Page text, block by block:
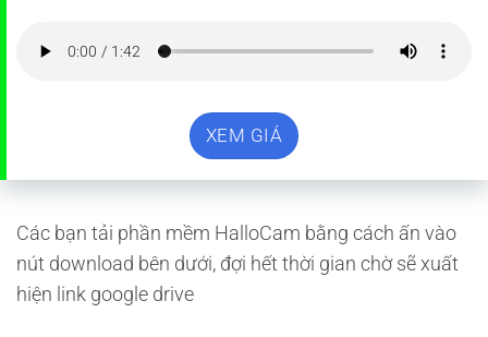
XEM GIÁ
Các bạn tải phần mềm HalloCam bằng cách ấn vào
nút download bên dưới, đợi hết thời gian chờ sẽ xuất
hiện link google drive